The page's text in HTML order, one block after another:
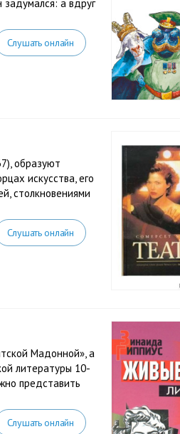
а вдруг
Слушать онлайн
образуют
искусства, его
столкновениями
Слушать онлайн
Мадонной», а
литературы 10-
представить
Слушать онлайн